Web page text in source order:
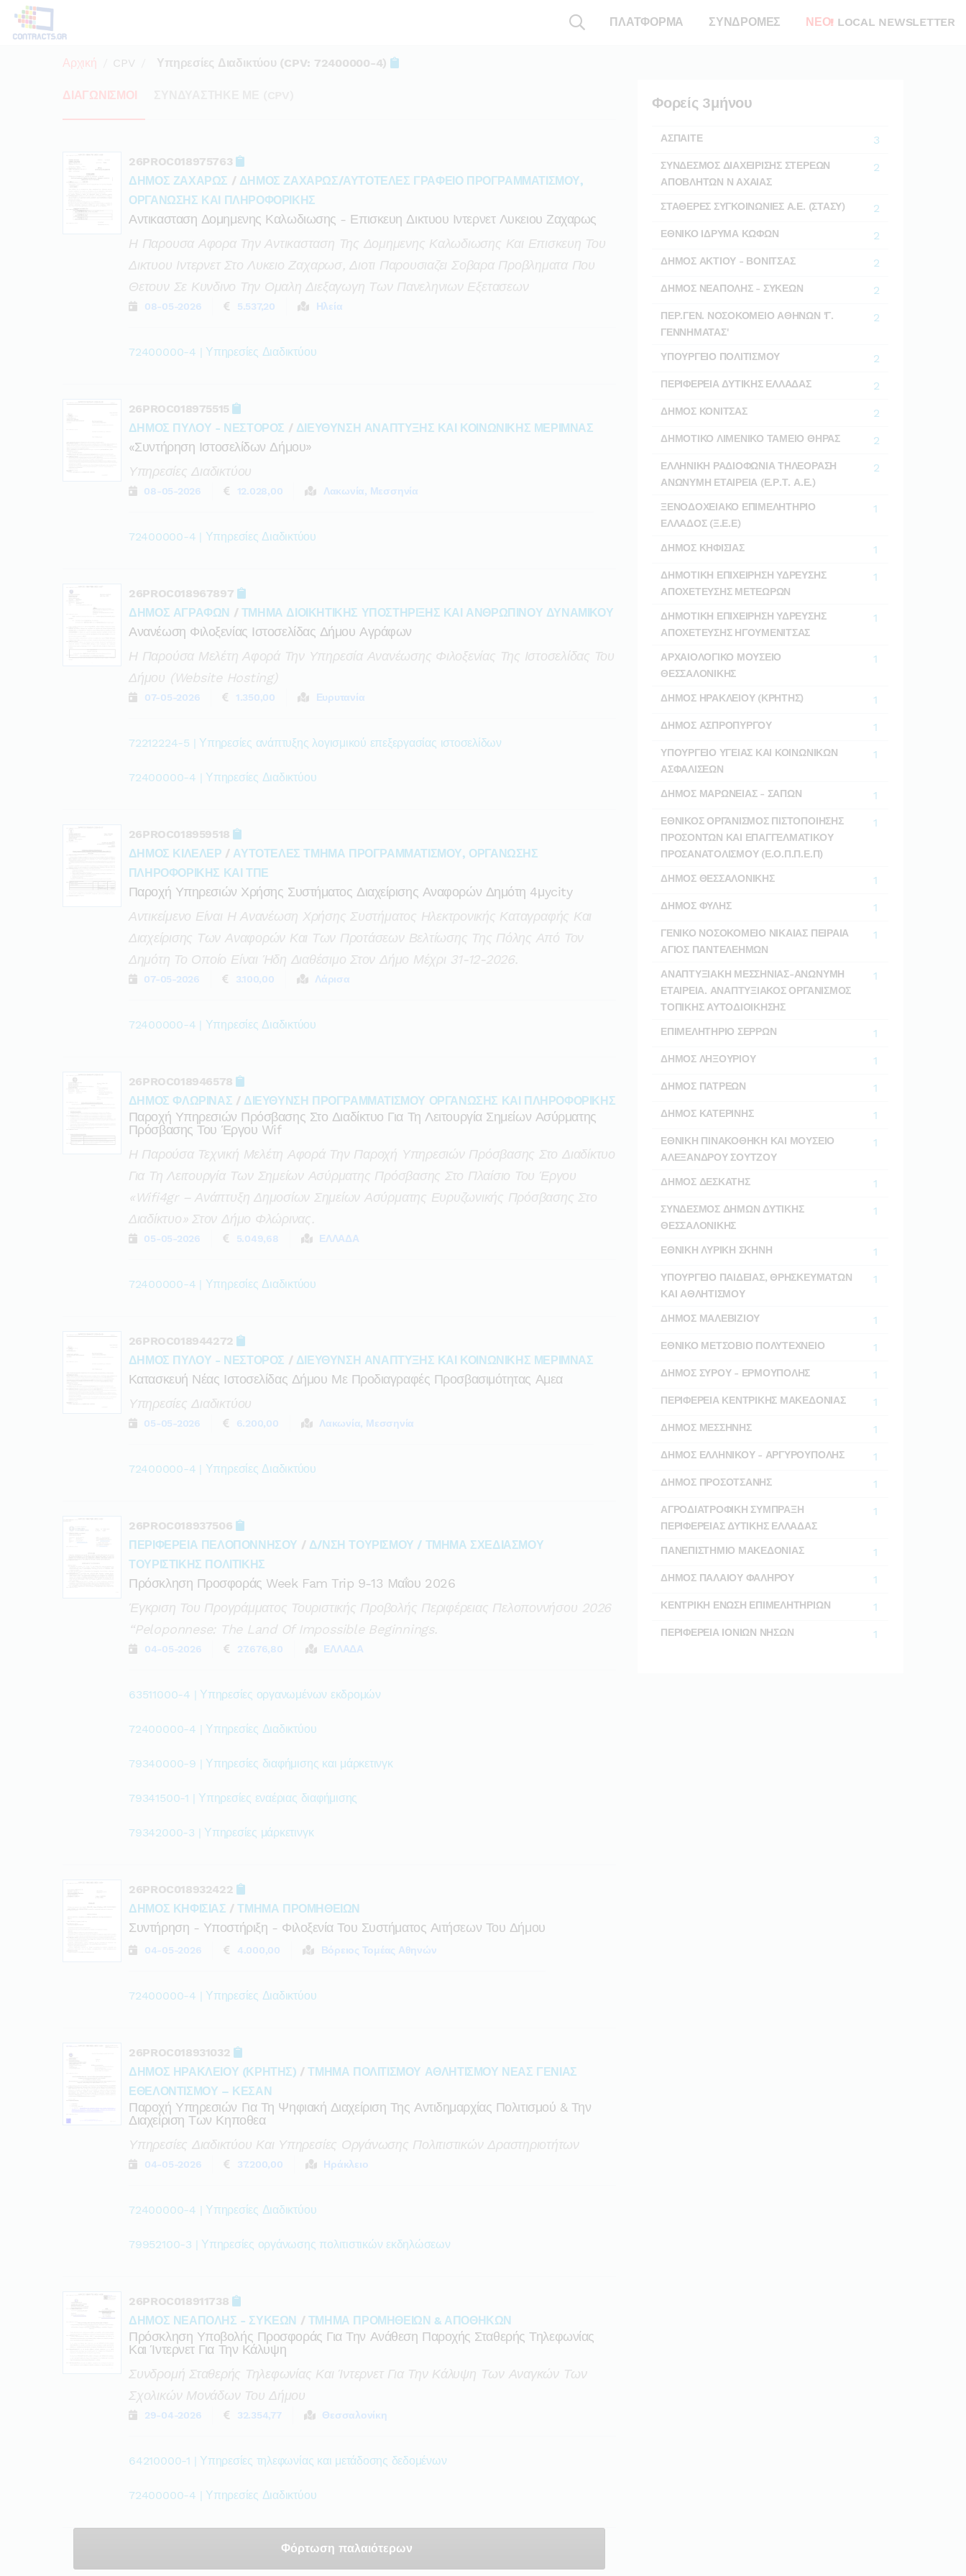
ΠΛΑΤΦΟΡΜΑ ΣΥΝΔΡΟΜΕΣ ΝΕΟ! LOCAL NEWSLETTER
Αρχική CPV Υπηρεσίες Διαδικτύου (CPV: 72400000-4)
Φορείς 3μήνου
ΑΣΠΑΙΤΕ 3
ΣΥΝΔΕΣΜΟΣ ΔΙΑΧΕΙΡΙΣΗΣ ΣΤΕΡΕΩΝ
ΑΠΟΒΛΗΤΩΝ Ν ΑΧΑΙΑΣ
2
ΣΤΑΘΕΡΕΣ ΣΥΓΚΟΙΝΩΝΙΕΣ Α.Ε. (ΣΤΑΣΥ) 2
ΕΘΝΙΚΟ ΙΔΡΥΜΑ ΚΩΦΩΝ 2
ΔΗΜΟΣ ΑΚΤΙΟΥ - ΒΟΝΙΤΣΑΣ 2
ΔΗΜΟΣ ΝΕΑΠΟΛΗΣ - ΣΥΚΕΩΝ 2
ΠΕΡ.ΓΕΝ. ΝΟΣΟΚΟΜΕΙΟ ΑΘΗΝΩΝ 'Γ.
ΓΕΝΝΗΜΑΤΑΣ'
2
ΥΠΟΥΡΓΕΙΟ ΠΟΛΙΤΙΣΜΟΥ 2
ΠΕΡΙΦΕΡΕΙΑ ΔΥΤΙΚΗΣ ΕΛΛΑΔΑΣ 2
ΔΗΜΟΣ ΚΟΝΙΤΣΑΣ 2
ΔΗΜΟΤΙΚΟ ΛΙΜΕΝΙΚΟ ΤΑΜΕΙΟ ΘΗΡΑΣ 2
ΕΛΛΗΝΙΚΗ ΡΑΔΙΟΦΩΝΙΑ ΤΗΛΕΟΡΑΣΗ
ΑΝΩΝΥΜΗ ΕΤΑΙΡΕΙΑ (Ε.Ρ.Τ. Α.Ε.)
2
ΞΕΝΟΔΟΧΕΙΑΚΟ ΕΠΙΜΕΛΗΤΗΡΙΟ
ΕΛΛΑΔΟΣ (Ξ.Ε.Ε)
1
ΔΗΜΟΣ ΚΗΦΙΣΙΑΣ 1
ΔΗΜΟΤΙΚΗ ΕΠΙΧΕΙΡΗΣΗ ΥΔΡΕΥΣΗΣ
ΑΠΟΧΕΤΕΥΣΗΣ ΜΕΤΕΩΡΩΝ
1
ΔΗΜΟΤΙΚΗ ΕΠΙΧΕΙΡΗΣΗ ΥΔΡΕΥΣΗΣ
ΑΠΟΧΕΤΕΥΣΗΣ ΗΓΟΥΜΕΝΙΤΣΑΣ
1
ΑΡΧΑΙΟΛΟΓΙΚΟ ΜΟΥΣΕΙΟ
ΘΕΣΣΑΛΟΝΙΚΗΣ
1
ΔΗΜΟΣ ΗΡΑΚΛΕΙΟΥ (ΚΡΗΤΗΣ) 1
ΔΗΜΟΣ ΑΣΠΡΟΠΥΡΓΟΥ 1
ΥΠΟΥΡΓΕΙΟ ΥΓΕΙΑΣ ΚΑΙ ΚΟΙΝΩΝΙΚΩΝ
ΑΣΦΑΛΙΣΕΩΝ
1
ΔΗΜΟΣ ΜΑΡΩΝΕΙΑΣ - ΣΑΠΩΝ 1
ΕΘΝΙΚΟΣ ΟΡΓΑΝΙΣΜΟΣ ΠΙΣΤΟΠΟΙΗΣΗΣ
ΠΡΟΣΟΝΤΩΝ ΚΑΙ ΕΠΑΓΓΕΛΜΑΤΙΚΟΥ
ΠΡΟΣΑΝΑΤΟΛΙΣΜΟΥ (Ε.Ο.Π.Π.Ε.Π)
1
ΔΗΜΟΣ ΘΕΣΣΑΛΟΝΙΚΗΣ 1
ΔΗΜΟΣ ΦΥΛΗΣ 1
ΓΕΝΙΚΟ ΝΟΣΟΚΟΜΕΙΟ ΝΙΚΑΙΑΣ ΠΕΙΡΑΙΑ
ΑΓΙΟΣ ΠΑΝΤΕΛΕΗΜΩΝ
1
ΑΝΑΠΤΥΞΙΑΚΗ ΜΕΣΣΗΝΙΑΣ-ΑΝΩΝΥΜΗ
ΕΤΑΙΡΕΙΑ. ΑΝΑΠΤΥΞΙΑΚΟΣ ΟΡΓΑΝΙΣΜΟΣ
ΤΟΠΙΚΗΣ ΑΥΤΟΔΙΟΙΚΗΣΗΣ
1
ΕΠΙΜΕΛΗΤΗΡΙΟ ΣΕΡΡΩΝ 1
ΔΗΜΟΣ ΛΗΞΟΥΡΙΟΥ 1
ΔΗΜΟΣ ΠΑΤΡΕΩΝ 1
ΔΗΜΟΣ ΚΑΤΕΡΙΝΗΣ 1
ΕΘΝΙΚΗ ΠΙΝΑΚΟΘΗΚΗ ΚΑΙ ΜΟΥΣΕΙΟ
ΑΛΕΞΑΝΔΡΟΥ ΣΟΥΤΖΟΥ
1
ΔΗΜΟΣ ΔΕΣΚΑΤΗΣ 1
ΣΥΝΔΕΣΜΟΣ ΔΗΜΩΝ ΔΥΤΙΚΗΣ
ΘΕΣΣΑΛΟΝΙΚΗΣ
1
ΕΘΝΙΚΗ ΛΥΡΙΚΗ ΣΚΗΝΗ 1
ΥΠΟΥΡΓΕΙΟ ΠΑΙΔΕΙΑΣ, ΘΡΗΣΚΕΥΜΑΤΩΝ
ΚΑΙ ΑΘΛΗΤΙΣΜΟΥ
1
ΔΗΜΟΣ ΜΑΛΕΒΙΖΙΟΥ 1
ΕΘΝΙΚΟ ΜΕΤΣΟΒΙΟ ΠΟΛΥΤΕΧΝΕΙΟ 1
ΔΗΜΟΣ ΣΥΡΟΥ - ΕΡΜΟΥΠΟΛΗΣ 1
ΠΕΡΙΦΕΡΕΙΑ ΚΕΝΤΡΙΚΗΣ ΜΑΚΕΔΟΝΙΑΣ 1
ΔΗΜΟΣ ΜΕΣΣΗΝΗΣ 1
ΔΗΜΟΣ ΕΛΛΗΝΙΚΟΥ - ΑΡΓΥΡΟΥΠΟΛΗΣ 1
ΔΗΜΟΣ ΠΡΟΣΟΤΣΑΝΗΣ 1
ΑΓΡΟΔΙΑΤΡΟΦΙΚΗ ΣΥΜΠΡΑΞΗ
ΠΕΡΙΦΕΡΕΙΑΣ ΔΥΤΙΚΗΣ ΕΛΛΑΔΑΣ
1
ΠΑΝΕΠΙΣΤΗΜΙΟ ΜΑΚΕΔΟΝΙΑΣ 1
ΔΗΜΟΣ ΠΑΛΑΙΟΥ ΦΑΛΗΡΟΥ 1
ΚΕΝΤΡΙΚΗ ΕΝΩΣΗ ΕΠΙΜΕΛΗΤΗΡΙΩΝ 1
ΠΕΡΙΦΕΡΕΙΑ ΙΟΝΙΩΝ ΝΗΣΩΝ 1
ΔΙΑΓΩΝΙΣΜΟΙ
26PROC018975763
ΔΗΜΟΣ ΖΑΧΑΡΩΣ / ΔΗΜΟΣ ΖΑΧΑΡΩΣ/ΑΥΤΟΤΕΛΕΣ ΓΡΑΦΕΙΟ ΠΡΟΓΡΑΜΜΑΤΙΣΜΟΥ,
ΟΡΓΑΝΩΣΗΣ ΚΑΙ ΠΛΗΡΟΦΟΡΙΚΗΣ
Αντικασταση Δομημενης Καλωδιωσης - Επισκευη Δικτυου Ιντερνετ Λυκειου Ζαχαρως
Η Παρουσα Αφορα Την Αντικασταση Της Δομημενης Καλωδιωσης Και Επισκευη Του
Δικτυου Ιντερνετ Στο Λυκειο Ζαχαρωσ, Διοτι Παρουσιαζει Σοβαρα Προβληματα Που
Θετουν Σε Κυνδινο Την Ομαλη Διεξαγωγη Των Πανεληνιων Εξετασεων
08-05-2026 5.537,20 Ηλεία
72400000-4 | Υπηρεσίες Διαδικτύου
26PROC018975515
ΔΗΜΟΣ ΠΥΛΟΥ - ΝΕΣΤΟΡΟΣ / ΔΙΕΥΘΥΝΣΗ ΑΝΑΠΤΥΞΗΣ ΚΑΙ ΚΟΙΝΩΝΙΚΗΣ ΜΕΡΙΜΝΑΣ
«συντήρηση Ιστοσελίδων Δήμου»
Υπηρεσίες Διαδικτύου
08-05-2026 12.028,00 Λακωνία, Μεσσηνία
72400000-4 | Υπηρεσίες Διαδικτύου
26PROC018967897
ΔΗΜΟΣ ΑΓΡΑΦΩΝ / ΤΜΗΜΑ ΔΙΟΙΚΗΤΙΚΗΣ ΥΠΟΣΤΗΡΙΞΗΣ ΚΑΙ ΑΝΘΡΩΠΙΝΟΥ ΔΥΝΑΜΙΚΟΥ
Ανανέωση Φιλοξενίας Ιστοσελίδας Δήμου Αγράφων
Η Παρούσα Μελέτη Αφορά Την Υπηρεσία Ανανέωσης Φιλοξενίας Της Ιστοσελίδας Του
Δήμου (website Hosting)
07-05-2026 1.350,00 Ευρυτανία
72212224-5 | Υπηρεσίες ανάπτυξης λογισμικού επεξεργασίας ιστοσελίδων
72400000-4 | Υπηρεσίες Διαδικτύου
26PROC018959518
ΔΗΜΟΣ ΚΙΛΕΛΕΡ / ΑΥΤΟΤΕΛΕΣ ΤΜΗΜΑ ΠΡΟΓΡΑΜΜΑΤΙΣΜΟΥ, ΟΡΓΑΝΩΣΗΣ
ΠΛΗΡΟΦΟΡΙΚΗΣ ΚΑΙ ΤΠΕ
Παροχή Υπηρεσιών Χρήσης Συστήματος Διαχείρισης Αναφορών Δημότη 4μycity
Αντικείμενο Είναι Η Ανανέωση Χρήσης Συστήματος Ηλεκτρονικής Καταγραφής Και
Διαχείρισης Των Αναφορών Και Των Προτάσεων Βελτίωσης Της Πόλης Από Τον
Δημότη Το Οποίο Είναι Ήδη Διαθέσιμο Στον Δήμο Μέχρι 31-12-2026.
07-05-2026 3.100,00 Λάρισα
72400000-4 | Υπηρεσίες Διαδικτύου
26PROC018946578
ΔΗΜΟΣ ΦΛΩΡΙΝΑΣ / ΔΙΕΥΘΥΝΣΗ ΠΡΟΓΡΑΜΜΑΤΙΣΜΟΥ ΟΡΓΑΝΩΣΗΣ ΚΑΙ ΠΛΗΡΟΦΟΡΙΚΗΣ
Παροχή Υπηρεσιών Πρόσβασης Στο Διαδίκτυο Για Τη Λειτουργία Σημείων Ασύρματης
Πρόσβασης Του Έργου Wif
Η Παρούσα Τεχνική Μελέτη Αφορά Την Παροχή Υπηρεσιών Πρόσβασης Στο Διαδίκτυο
Για Τη Λειτουργία Των Σημείων Ασύρματης Πρόσβασης Στο Πλαίσιο Του Έργου
«wifi4gr – Ανάπτυξη Δημοσίων Σημείων Ασύρματης Ευρυζωνικής Πρόσβασης Στο
Διαδίκτυο» Στον Δήμο Φλώρινας.
05-05-2026 5.049,68 ΕΛΛΑΔΑ
72400000-4 | Υπηρεσίες Διαδικτύου
26PROC018944272
ΔΗΜΟΣ ΠΥΛΟΥ - ΝΕΣΤΟΡΟΣ / ΔΙΕΥΘΥΝΣΗ ΑΝΑΠΤΥΞΗΣ ΚΑΙ ΚΟΙΝΩΝΙΚΗΣ ΜΕΡΙΜΝΑΣ
Κατασκευή Νέας Ιστοσελίδας Δήμου Με Προδιαγραφές Προσβασιμότητας Αμεα
Υπηρεσίες Διαδικτύου
05-05-2026 6.200,00 Λακωνία, Μεσσηνία
72400000-4 | Υπηρεσίες Διαδικτύου
26PROC018937506
ΠΕΡΙΦΕΡΕΙΑ ΠΕΛΟΠΟΝΝΗΣΟΥ / Δ/ΝΣΗ ΤΟΥΡΙΣΜΟΥ / ΤΜΗΜΑ ΣΧΕΔΙΑΣΜΟΥ
ΤΟΥΡΙΣΤΙΚΗΣ ΠΟΛΙΤΙΚΗΣ
Πρόσκληση Προσφοράς Week Fam Trip 9-13 Mαΐου 2026
Έγκριση Του Προγράμματος Τουριστικής Προβολής Περιφέρειας Πελοποννήσου 2026
“peloponnese: The Land Of Impossible Beginnings.
04-05-2026 27.676,80 ΕΛΛΑΔΑ
63511000-4 | Υπηρεσίες οργανωμένων εκδρομών
72400000-4 | Υπηρεσίες Διαδικτύου
79340000-9 | Υπηρεσίες διαφήμισης και μάρκετινγκ
79341500-1 | Υπηρεσίες εναέριας διαφήμισης
79342000-3 | Υπηρεσίες μάρκετινγκ
26PROC018932422
ΔΗΜΟΣ ΚΗΦΙΣΙΑΣ /ΤΜΗΜΑ ΠΡΟΜΗΘΕΙΩΝ
Συντήρηση - Υποστήριξη - Φιλοξενία Του Συστήματος Αιτήσεων Του Δήμου
04-05-2026 4.000,00 Βόρειος Τομέας Αθηνών
72400000-4 | Υπηρεσίες Διαδικτύου
26PROC018931032
ΔΗΜΟΣ ΗΡΑΚΛΕΙΟΥ (ΚΡΗΤΗΣ) /ΤΜΗΜΑ ΠΟΛΙΤΙΣΜΟΥ ΑΘΛΗΤΙΣΜΟΥ ΝΕΑΣ ΓΕΝΙΑΣ
ΕΘΕΛΟΝΤΙΣΜΟΥ – ΚΕΣΑΝ
Παροχή Υπηρεσιών Για Τη Ψηφιακή Διαχείριση Της Αντιδημαρχίας Πολιτισμού & Την
Διαχείριση Των Κηποθεα
Υπηρεσίες Διαδικτύου Και Υπηρεσίες Οργάνωσης Πολιτιστικών Δραστηριοτήτων
04-05-2026 37.200,00 Ηράκλειο
72400000-4 | Υπηρεσίες Διαδικτύου
79952100-3 | Υπηρεσίες οργάνωσης πολιτιστικών εκδηλώσεων
26PROC018911738
ΔΗΜΟΣ ΝΕΑΠΟΛΗΣ - ΣΥΚΕΩΝ / ΤΜΗΜΑ ΠΡΟΜΗΘΕΙΩΝ & ΑΠΟΘΗΚΩΝ
Πρόσκληση Υποβολής Προσφοράς Για Την Ανάθεση Παροχής Σταθερής Τηλεφωνίας
Και Ίντερνετ Για Την Κάλυψη
Συνδρομή Σταθερής Τηλεφωνίας Και Ίντερνετ Για Την Κάλυψη Των Αναγκών Των
Σχολικών Μονάδων Του Δήμου
29-04-2026 32.354,77 Θεσσαλονίκη
64210000-1 | Υπηρεσίες τηλεφωνίας και μετάδοσης δεδομένων
72400000-4 | Υπηρεσίες Διαδικτύου
Φόρτωση παλαιότερων